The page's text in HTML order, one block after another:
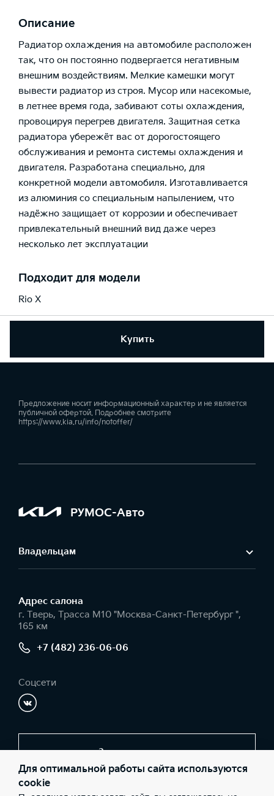
Купить
Описание
Радиатор охлаждения на автомобиле расположен
так, что он постоянно подвергается негативным
внешним воздействиям. Мелкие камешки могут
вывести радиатор из строя. Мусор или насекомые,
в летнее время года, забивают соты охлаждения,
провоцируя перегрев двигателя. Защитная сетка
радиатора убережёт вас от дорогостоящего
обслуживания и ремонта системы охлаждения и
двигателя. Разработана специально, для
конкретной модели автомобиля. Изготавливается
из алюминия со специальным напылением, что
надёжно защищает от коррозии и обеспечивает
привлекательный внешний вид даже через
несколько лет эксплуатации
Подходит для модели
Rio X
Предложение носит информационный характер и не является
публичной офертой. Подробнее смотрите
https://www.kia.ru/info/notoffer/
РУМОС-Авто
Владельцам
Адрес салонa
г. Тверь, Трасса М10 "Москва-Санкт-Петербург ",
165 км
+7 (482) 236-06-06
Соцсети
Заказать звонок
Для оптимальной работы сайта используются
cookie